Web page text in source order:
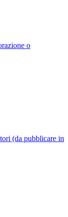
o
(da pubblicare in